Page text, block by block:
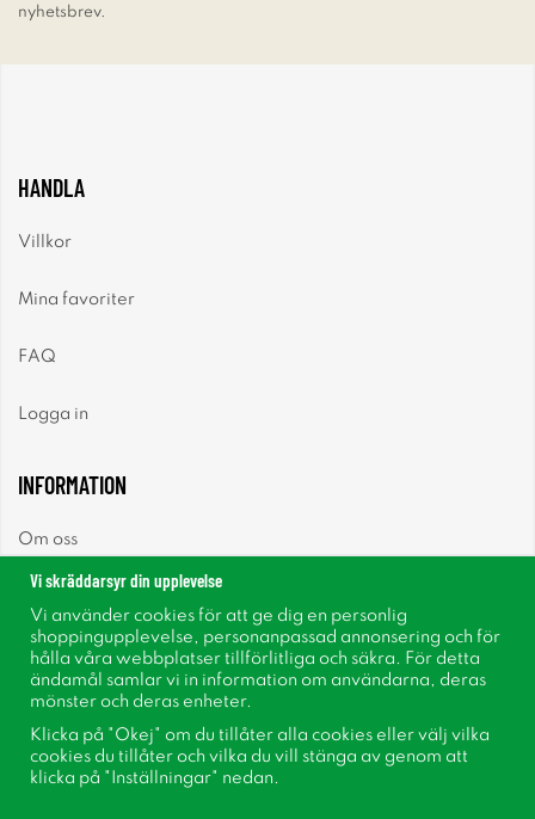
nyhetsbrev.
HANDLA
Villkor
Mina favoriter
FAQ
Logga in
INFORMATION
Om oss
Nyhetsbrev
Om cookies
Inspiration
Vi skräddarsyr din upplevelse
Vi använder cookies för att ge dig en personlig
shoppingupplevelse, personanpassad annonsering och för
hålla våra webbplatser tillförlitliga och säkra. För detta
ändamål samlar vi in information om användarna, deras
mönster och deras enheter.
Klicka på "Okej" om du tillåter alla cookies eller välj vilka
cookies du tillåter och vilka du vill stänga av genom att
klicka på "Inställningar" nedan.